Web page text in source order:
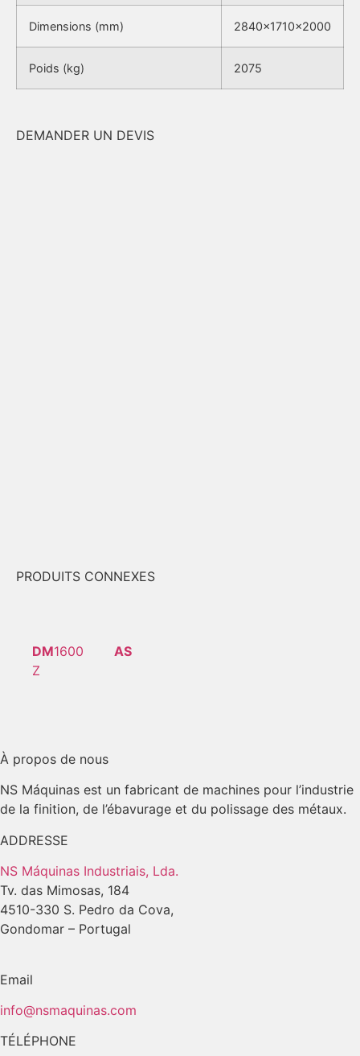
Dimensions (mm) 2840x1710x2000
Poids (kg) 2075
DEMANDER UN DEVIS
PRODUITS CONNEXES
DM1600
Z
AS
À propos de nous
NS Máquinas est un fabricant de machines pour l’industrie
de la finition, de l’ébavurage et du polissage des métaux.
ADDRESSE
NS Máquinas Industriais, Lda.
Tv. das Mimosas, 184
4510-330 S. Pedro da Cova,
Gondomar – Portugal
Email
info@nsmaquinas.com
TÉLÉPHONE